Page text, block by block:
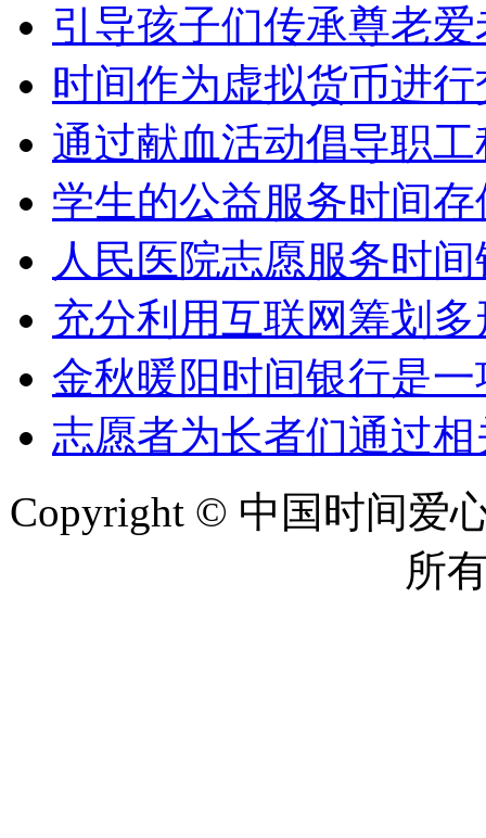
引导孩子们传承尊老
时间作为虚拟货币进
通过献血活动倡导职
学生的公益服务时间
人民医院志愿服务时
充分利用互联网筹划
金秋暖阳时间银行是
志愿者为长者们通过
Copyright © 中国时间爱
所